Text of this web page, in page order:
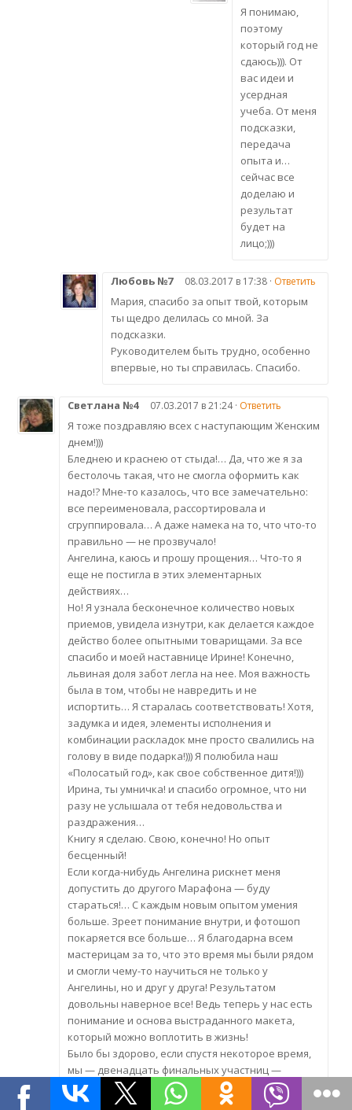
Я понимаю,
поэтому
который год не
сдаюсь))). От
вас идеи и
усердная
учеба. От меня
подсказки,
передача
опыта и…
сейчас все
доделаю и
результат
будет на
лицо;)))
Любовь №7 08.03.2017 в 17:38 · Ответить
Мария, спасибо за опыт твой, которым
ты щедро делилась со мной. За
подсказки.
Руководителем быть трудно, особенно
впервые, но ты справилась. Спасибо.
Светлана №4 07.03.2017 в 21:24 · Ответить
Я тоже поздравляю всех с наступающим Женским
днем!)))
Бледнею и краснею от стыда!… Да, что же я за
бестолочь такая, что не смогла оформить как
надо!? Мне-то казалось, что все замечательно:
все переименовала, рассортировала и
сгруппировала… А даже намека на то, что что-то
правильно — не прозвучало!
Ангелина, каюсь и прошу прощения… Что-то я
еще не постигла в этих элементарных
действиях…
Но! Я узнала бесконечное количество новых
приемов, увидела изнутри, как делается каждое
действо более опытными товарищами. За все
спасибо и моей наставнице Ирине! Конечно,
львиная доля забот легла на нее. Моя важность
была в том, чтобы не навредить и не
испортить… Я старалась соответствовать! Хотя,
задумка и идея, элементы исполнения и
комбинации раскладок мне просто свалились на
голову в виде подарка!))) Я полюбила наш
«Полосатый год», как свое собственное дитя!)))
Ирина, ты умничка! и спасибо огромное, что ни
разу не услышала от тебя недовольства и
раздражения…
Книгу я сделаю. Свою, конечно! Но опыт
бесценный!
Если когда-нибудь Ангелина рискнет меня
допустить до другого Марафона — буду
стараться!… С каждым новым опытом умения
больше. Зреет понимание внутри, и фотошоп
покаряется все больше… Я благодарна всем
мастерицам за то, что это время мы были рядом
и смогли чему-то научиться не только у
Ангелины, но и друг у друга! Результатом
довольны наверное все! Ведь теперь у нас есть
понимание и основа выстраданного макета,
который можно воплотить в жизнь!
Было бы здорово, если спустя некоторое время,
мы — двенадцать финальных участниц —
покажем, что у нас получилось и к каким
вершинам мы дотянулись в своем личном,